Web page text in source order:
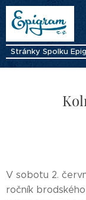
Stránky Spolku
V sobotu 2.
ročník